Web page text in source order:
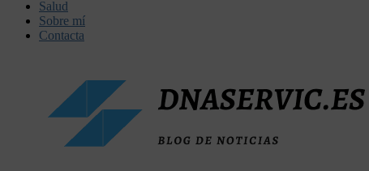
Salud
Sobre mí
Contacta